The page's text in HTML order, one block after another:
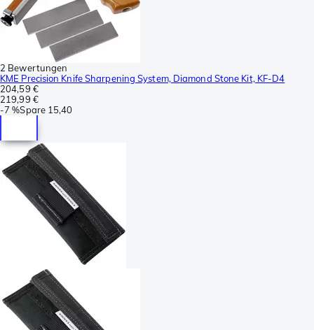
2 Bewertungen
KME Precision Knife Sharpening System, Diamond Stone Kit, KF-D4
204,59 €
219,99 €
-7 %Spare 15,40